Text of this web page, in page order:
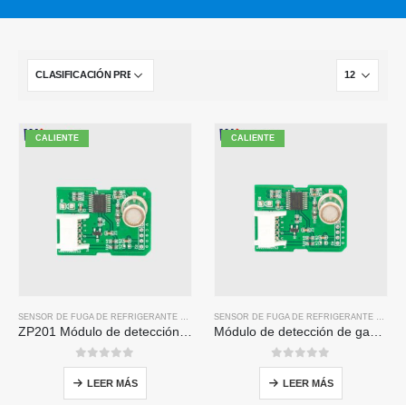
CALIENTE
0de 5
LEER MÁS
CALIENTE
0de 5
LEER MÁS